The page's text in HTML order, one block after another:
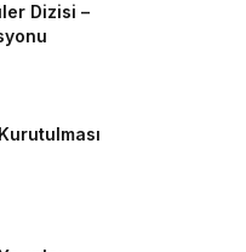
Dizisi –